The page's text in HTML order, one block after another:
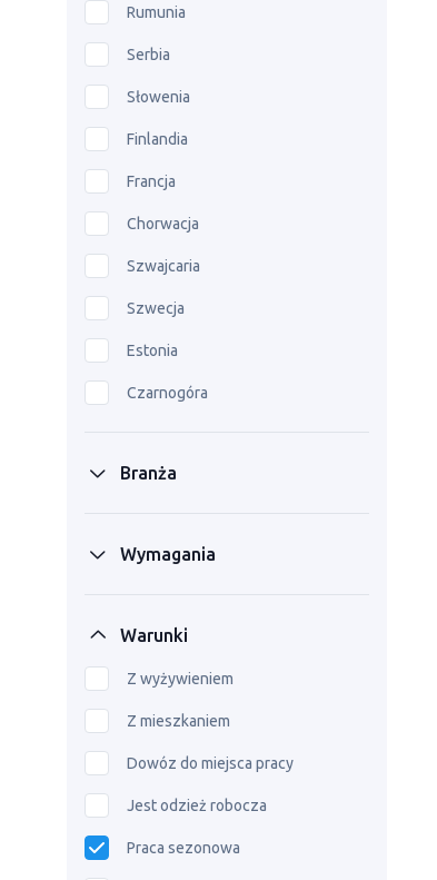
Rumunia
Serbia
Słowenia
Finlandia
Francja
Chorwacja
Szwajcaria
Szwecja
Estonia
Czarnogóra
Branża
Wymagania
Warunki
Z wyżywieniem
Z mieszkaniem
Dowóz do miejsca pracy
Jest odzież robocza
Praca sezonowa